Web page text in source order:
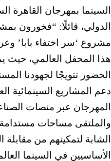
السينما بمهرجان القاهرة
الدولي، قائلًا: “فخورون
مشروع ‘سر اختفاء بابا’
هذا المحفل العالمي، حيث
الحضور تتويجًا لجهودنا
دعم المشاريع السينمائية
المهرجان عبر منصات
والملتقى مساحات
الشابة لتمكينهم من مقابلة
الأساسيين في السينما